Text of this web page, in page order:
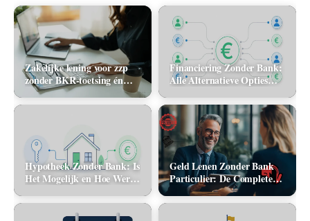
Zakelijke lening voor zzp
zonder BKR-toetsing én
zonder jaarcijfers: kan het
in 2026?
Financiering Zonder Bank:
Alle Alternatieve Opties
Hypotheek Zonder Bank: Is
Het Mogelijk en Hoe Werkt
Geld Lenen Zonder Bank
Particulier: De Complete
Gids (2026)